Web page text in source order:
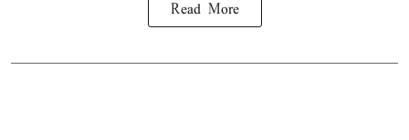
Read More